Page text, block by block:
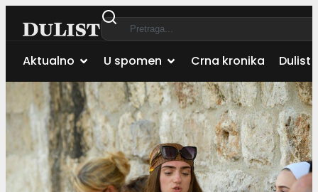
Aktualno U spomen Crna kronika Dulist